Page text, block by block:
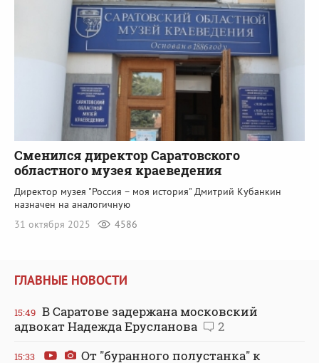
Сменился директор Саратовского
областного музея краеведения
Директор музея "Россия – моя история" Дмитрий Кубанкин
назначен на аналогичную
31 октября 2025
4586
ГЛАВНЫЕ НОВОСТИ
15:49 В Саратове задержана московский
адвокат Надежда Ерусланова
2
15:33
От "буранного полустанка" к